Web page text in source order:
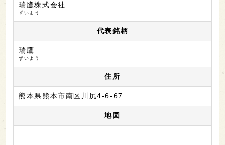
瑞鷹株式会社
ずいよう
代表銘柄
瑞鷹
ずいよう
住所
熊本県熊本市南区川尻4-6-67
地図